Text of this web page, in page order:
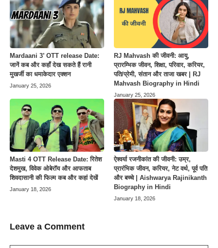
Mardaani 3’ OTT release Date:
जानें कब और कहाँ देख सकते हैं रानी
मुखर्जी का धमाकेदार एक्शन
January 25, 2026
RJ Mahvash की जीवनी: आयु,
प्रारम्भिक जीवन, शिक्षा, परिवार, करियर,
पति/प्रेमी, संतान और ताजा खबर | RJ
Mahvash Biography in Hindi
January 25, 2026
Masti 4 OTT Release Date: रितेश
देशमुख, विवेक ओबेरॉय और आफताब
शिवदासानी की फिल्म कब और कहां देखें
January 18, 2026
ऐश्वर्या रजनीकांत की जीवनी: उम्र,
प्रारंभिक जीवन, करियर, नेट वर्थ, पूर्व पति
और बच्चे | Aishwarya Rajinikanth
Biography in Hindi
January 18, 2026
Leave a Comment